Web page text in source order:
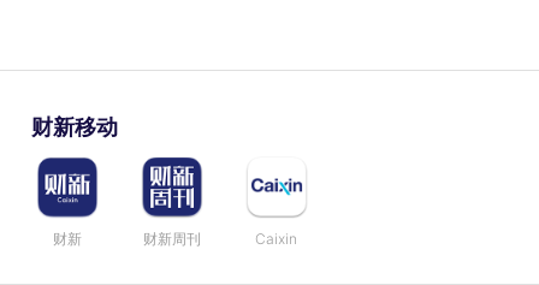
财新移动
财新 财新周刊 Caixin